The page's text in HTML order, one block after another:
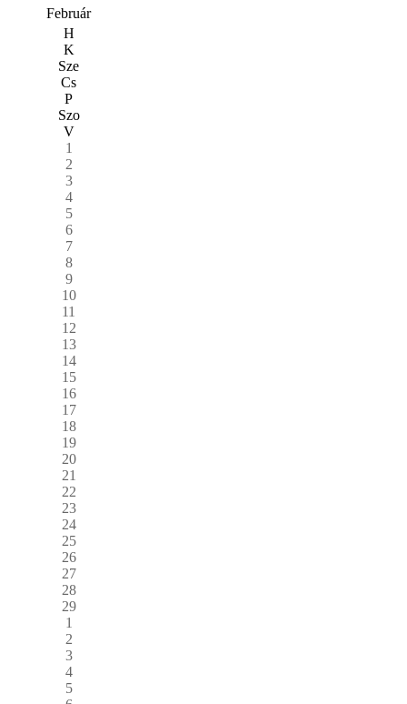
Február
H
K
Sze
Cs
P
Szo
V
1
2
3
4
5
6
7
8
9
10
11
12
13
14
15
16
17
18
19
20
21
22
23
24
25
26
27
28
29
1
2
3
4
5